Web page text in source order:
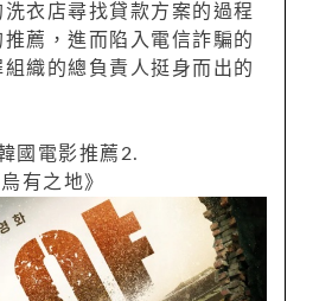
衣店尋找貸款方案的過程
薦，進而陷入電信詐騙的
織的總負責人挺身而出的
國電影推薦2.
烏有之地》